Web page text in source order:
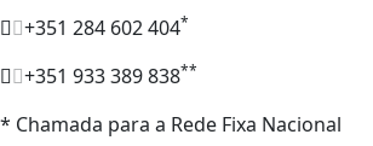
+351 284 602 404*
+351 933 389 838**
* Chamada para a Rede Fixa Nacional